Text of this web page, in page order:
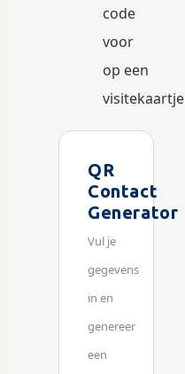
code
voor
op een
visitekaartje
QR
Contact
Generator
Vul je
gegevens
in en
genereer
een